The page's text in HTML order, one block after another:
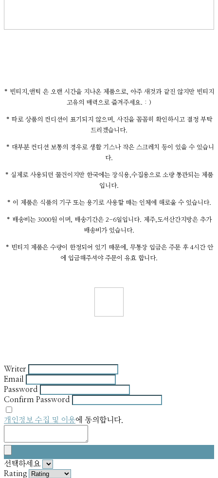
* 빈티지,앤틱 은 오랜 시간을 지나온 제품으로, 아주 새것과 같진 않지만 빈티지
고유의 매력으로 즐겨주세요. : )
* 따로 상품의 컨디션이 표기되지 않으며, 사진을 꼼꼼히 확인하시고 결정 부탁
드리겠습니다.
* 대부분 컨디션 보통의 경우로 생활 기스나 작은 스크레치 등이 있을 수 있습니
다.
* 실제로 사용되던 물건이지만 한국에는 장식용,수집용으로 소량 통관되는 제품
입니다.
* 이 제품은 식품의 기구 또는 용기로 사용할 때는 인체에 해로울 수 있습니다.
* 배송비는 3000원 이며, 배송기간은 2-6일입니다. 제주,도서산간지방은 추가
배송비가 있습니다.
* 빈티지 제품은 수량이 한정되어 있기 때문에, 무통장 입금은 주문 후 4시간 안
에 입금해주셔야 주문이 유효 합니다.
Writer
Email
Password
Confirm Password
개인정보 수집 및 이용에 동의합니다.
선택하세요
Rating